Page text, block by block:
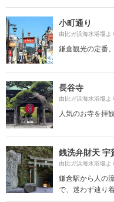
小町通り
由比ガ浜海水浴場よ
鎌倉観光の定番
長谷寺
由比ガ浜海水浴場よ
人気のお寺を拝
銭洗弁財天 宇
由比ガ浜海水浴場よ
鎌倉駅から人の
で、迷わず辿り